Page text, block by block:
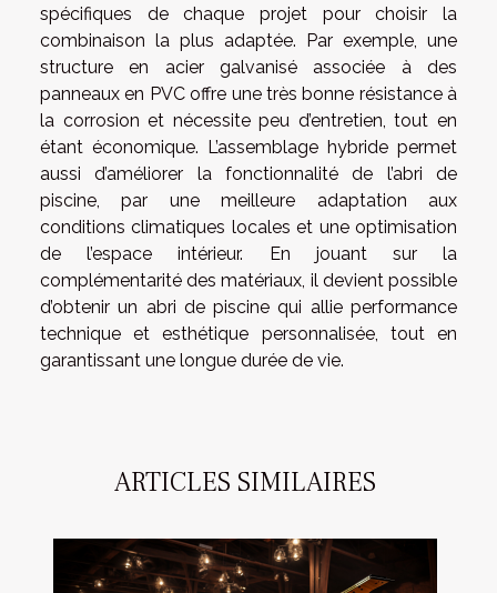
spécifiques de chaque projet pour choisir la
combinaison la plus adaptée. Par exemple, une
structure en acier galvanisé associée à des
panneaux en PVC offre une très bonne résistance à
la corrosion et nécessite peu d’entretien, tout en
étant économique. L’assemblage hybride permet
aussi d’améliorer la fonctionnalité de l’abri de
piscine, par une meilleure adaptation aux
conditions climatiques locales et une optimisation
de l’espace intérieur. En jouant sur la
complémentarité des matériaux, il devient possible
d’obtenir un abri de piscine qui allie performance
technique et esthétique personnalisée, tout en
garantissant une longue durée de vie.
ARTICLES SIMILAIRES